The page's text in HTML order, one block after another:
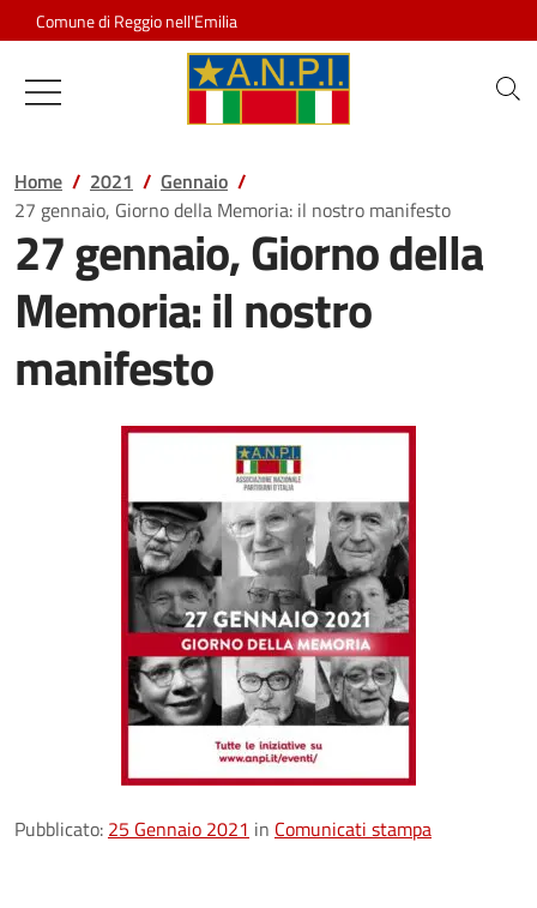
Salta al contenuto
Comune di Reggio nell'Emilia
Associazione Nazionale
Home 2021
Gennaio
27 gennaio, Giorno della Memoria: il nostro manifesto
27 gennaio, Giorno della
Memoria: il nostro
manifesto
Pubblicato: 25 Gennaio 2021 in Comunicati stampa